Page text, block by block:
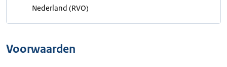
Nederland (RVO)
Voorwaarden